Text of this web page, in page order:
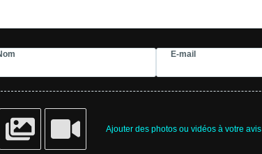
E-mail
Ajouter des photos ou vidéos à votre avis